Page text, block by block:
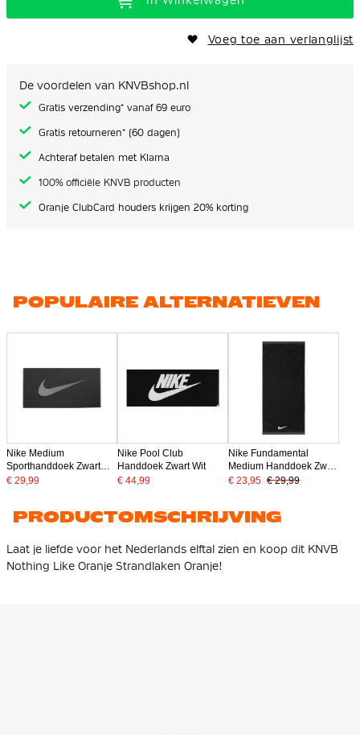
Voeg toe aan verlanglijst
De voordelen van KNVBshop.nl
Gratis verzending* vanaf 69 euro
Gratis retourneren* (60 dagen)
Achteraf betalen met Klarna
100% officiële KNVB producten
Oranje ClubCard houders krijgen 20% korting
POPULAIRE ALTERNATIEVEN
Nike Medium
Sporthanddoek Zwart
Grijs
€ 29,99
Nike Pool Club
Handdoek Zwart Wit
€ 44,99
Nike Fundamental
Medium Handdoek Zwart
Wit
€ 23,95 € 29,99
PRODUCTOMSCHRIJVING
Laat je liefde voor het Nederlands elftal zien en koop dit KNVB
Nothing Like Oranje Strandlaken Oranje!